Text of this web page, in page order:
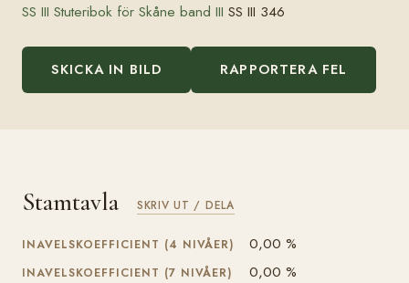
SS III Stuteribok för Skåne band III SS III 346
SKICKA IN BILD RAPPORTERA FEL
Stamtavla SKRIV UT / DELA
INAVELSKOEFFICIENT (4 NIVÅER) 0,00 %
INAVELSKOEFFICIENT (7 NIVÅER) 0,00 %